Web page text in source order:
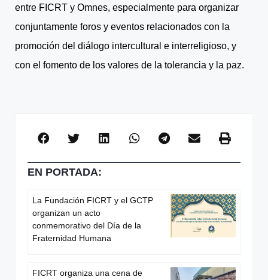
entre FICRT y Omnes, especialmente para organizar
conjuntamente foros y eventos relacionados con la
promoción del diálogo intercultural e interreligioso, y
con el fomento de los valores de la tolerancia y la paz.
EN PORTADA:
La Fundación FICRT y el GCTP
organizan un acto
conmemorativo del Día de la
Fraternidad Humana
FICRT organiza una cena de